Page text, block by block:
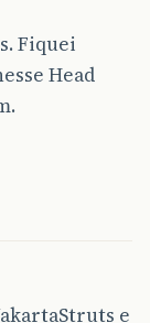
Fiquei
Head
e